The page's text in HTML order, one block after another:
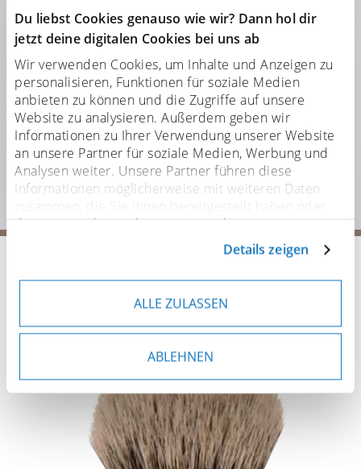
Du liebst Cookies genauso wie wir? Dann hol dir
jetzt deine digitalen Cookies bei uns ab
Wir verwenden Cookies, um Inhalte und Anzeigen zu
personalisieren, Funktionen für soziale Medien
anbieten zu können und die Zugriffe auf unsere
Website zu analysieren. Außerdem geben wir
Informationen zu Ihrer Verwendung unserer Website
an unsere Partner für soziale Medien, Werbung und
Analysen weiter. Unsere Partner führen diese
Informationen möglicherweise mit weiteren Daten
die sie im Rahmen Ihrer Nutzung der Dienste
gesammelt haben. Sofern personenbezogene Daten in
Drittländer übermittelt werden, besteht das Risiko,
dass Behörden auf diese Daten zugreifen und sie
auswerten. Sie können Ihre Einwilligung jederzeit
anpassen oder widerrufen. Weitere Details hierzu
finden Sie in unsererDatenschutzerklärung.
Details zeigen
ALLE ZULASSEN
ABLEHNEN
Pinsel für Gesicht & Körper
Rasierpinsel
Rasierpinsel Köpfe